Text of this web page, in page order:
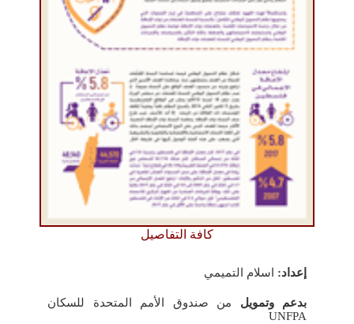
كافة التفاصيل
إعداد: اسلام التميمي
بدعم وتمويل من صندوق الأمم المتحدة للسكان
UNFPA